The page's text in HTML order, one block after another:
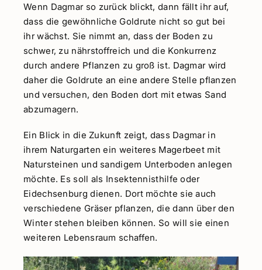
Wenn Dagmar so zurück blickt, dann fällt ihr auf,
dass die gewöhnliche Goldrute nicht so gut bei
ihr wächst. Sie nimmt an, dass der Boden zu
schwer, zu nährstoffreich und die Konkurrenz
durch andere Pflanzen zu groß ist. Dagmar wird
daher die Goldrute an eine andere Stelle pflanzen
und versuchen, den Boden dort mit etwas Sand
abzumagern.
Ein Blick in die Zukunft zeigt, dass Dagmar in
ihrem Naturgarten ein weiteres Magerbeet mit
Natursteinen und sandigem Unterboden anlegen
möchte. Es soll als Insektennisthilfe oder
Eidechsenburg dienen. Dort möchte sie auch
verschiedene Gräser pflanzen, die dann über den
Winter stehen bleiben können. So will sie einen
weiteren Lebensraum schaffen.